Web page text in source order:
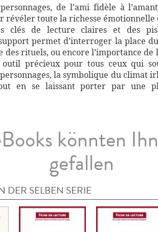
de l’ami fidèle à
révéler toute la richesse émotionnelle
clés de lecture claires et des
permet d’interroger la place
des rituels, ou encore l’importance de
outil précieux pour tous ceux qui
la symbolique du climat
en se laissant porter par une
könnten
gefallen
DER SELBEN SERIE